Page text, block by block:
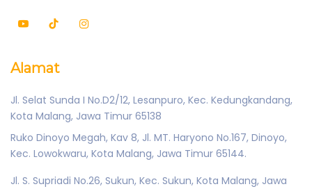
Alamat
Jl. Selat Sunda I No.D2/12, Lesanpuro, Kec. Kedungkandang,
Kota Malang, Jawa Timur 65138
Ruko Dinoyo Megah, Kav 8, Jl. MT. Haryono No.167, Dinoyo,
Kec. Lowokwaru, Kota Malang, Jawa Timur 65144.
Jl. S. Supriadi No.26, Sukun, Kec. Sukun, Kota Malang, Jawa